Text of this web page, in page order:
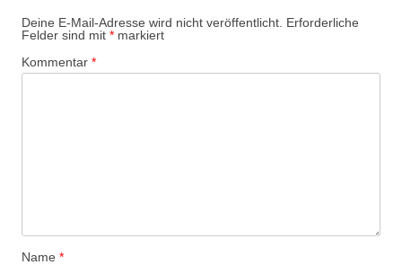
Deine E-Mail-Adresse wird nicht veröffentlicht. Erforderliche
Felder sind mit * markiert
Kommentar *
Name *